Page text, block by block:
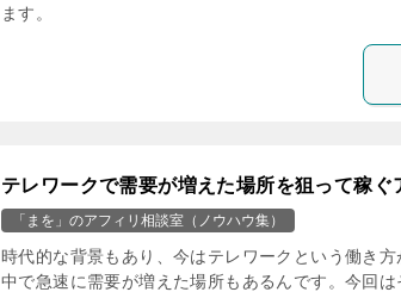
ます。
テレワークで需要が増えた場所を狙って稼ぐ
「まを」のアフィリ相談室（ノウハウ集）
時代的な背景もあり、今はテレワークという働き
中で急速に需要が増えた場所もあるんです。今回